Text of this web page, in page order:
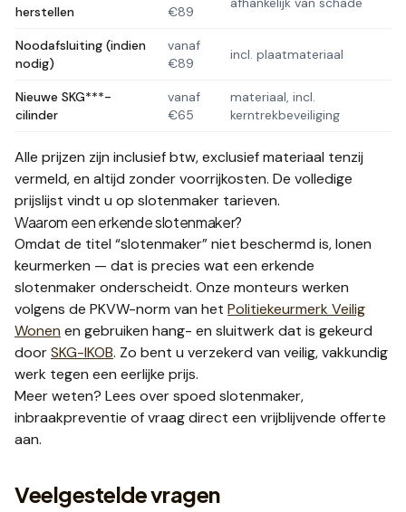
herstellen
€89
Noodafsluiting (indien
nodig)
vanaf
€89
incl. plaatmateriaal
Nieuwe SKG***-
cilinder
vanaf
€65
materiaal, incl.
kerntrekbeveiliging
Alle prijzen zijn inclusief btw, exclusief materiaal tenzij
vermeld, en altijd zonder voorrijkosten. De volledige
prijslijst vindt u op slotenmaker tarieven.
Waarom een erkende slotenmaker?
Omdat de titel “slotenmaker” niet beschermd is, lonen
keurmerken — dat is precies wat een erkende
slotenmakeronderscheidt. Onze monteurs werken
volgens de PKVW-norm van het Politiekeurmerk Veilig
Wonen en gebruiken hang- en sluitwerk dat is gekeurd
doorSKG-IKOB. Zo bent u verzekerd van veilig, vakkundig
werk tegen een eerlijke prijs.
Meer weten? Lees overspoed slotenmaker,
inbraakpreventie of vraag direct een vrijblijvende offerte
aan.
Veelgestelde vragen